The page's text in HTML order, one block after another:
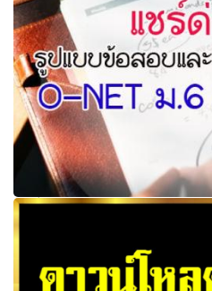
word แก้ไขได้)
แชร์ด่วน! รูปแบบข้อสอบ และจํ
การศึกษา 2560